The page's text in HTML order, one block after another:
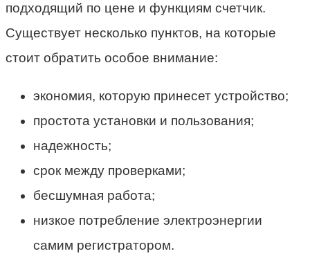
подходящий по цене и функциям счетчик.
Существует несколько пунктов, на которые
стоит обратить особое внимание:
экономия, которую принесет устройство;
простота установки и пользования;
надежность;
срок между проверками;
бесшумная работа;
низкое потребление электроэнергии
самим регистратором.